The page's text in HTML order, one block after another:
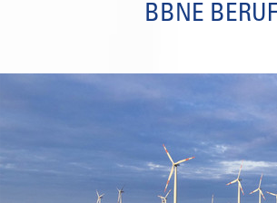
BBNE